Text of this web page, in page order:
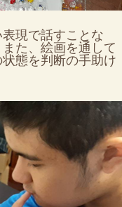
現で話すことな
た、絵画を通して
態を判断の手助け